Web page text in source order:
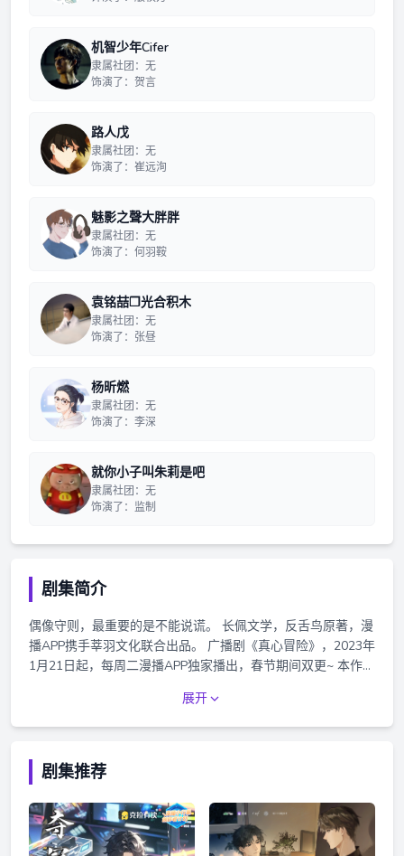
机智少年Cifer
隶属社团：无
饰演了：贺言
路人戊
隶属社团：无
饰演了：崔远洵
魅影之聲大胖胖
隶属社团：无
饰演了：何羽鞍
袁铭喆❐光合积木
隶属社团：无
饰演了：张昼
杨昕燃
隶属社团：无
饰演了：李深
就你小子叫朱莉是吧
隶属社团：无
饰演了：监制
剧集简介
偶像守则，最重要的是不能说谎。 长佩文学，反舌鸟原著，漫
播APP携手莘羽文化联合出品。 广播剧《真心冒险》，2023年
1月21日起，每周二漫播APP独家播出，春节期间双更~ 本作品
集免费收听，购买会员即可免费收听全剧，更可免费畅听声绘
剧场全部剧集~
展开
剧集推荐